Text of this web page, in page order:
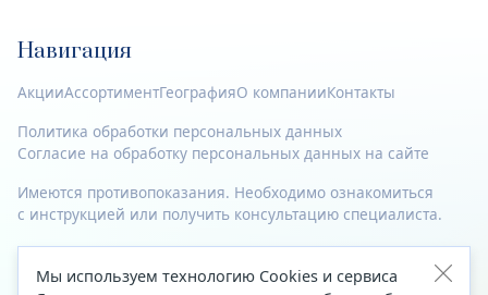
Навигация
АкцииАссортиментГеографияО компанииКонтакты
Политика обработки персональных данных
Согласие на обработку персональных данных на сайте
Имеются противопоказания. Необходимо ознакомиться
с инструкцией или получить консультацию специалиста.
© 2023—2026 Все права защищены.
Мы используем технологию Cookies и сервиса